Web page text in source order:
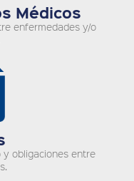
Médicos
enfermedades y/o
y obligaciones entre